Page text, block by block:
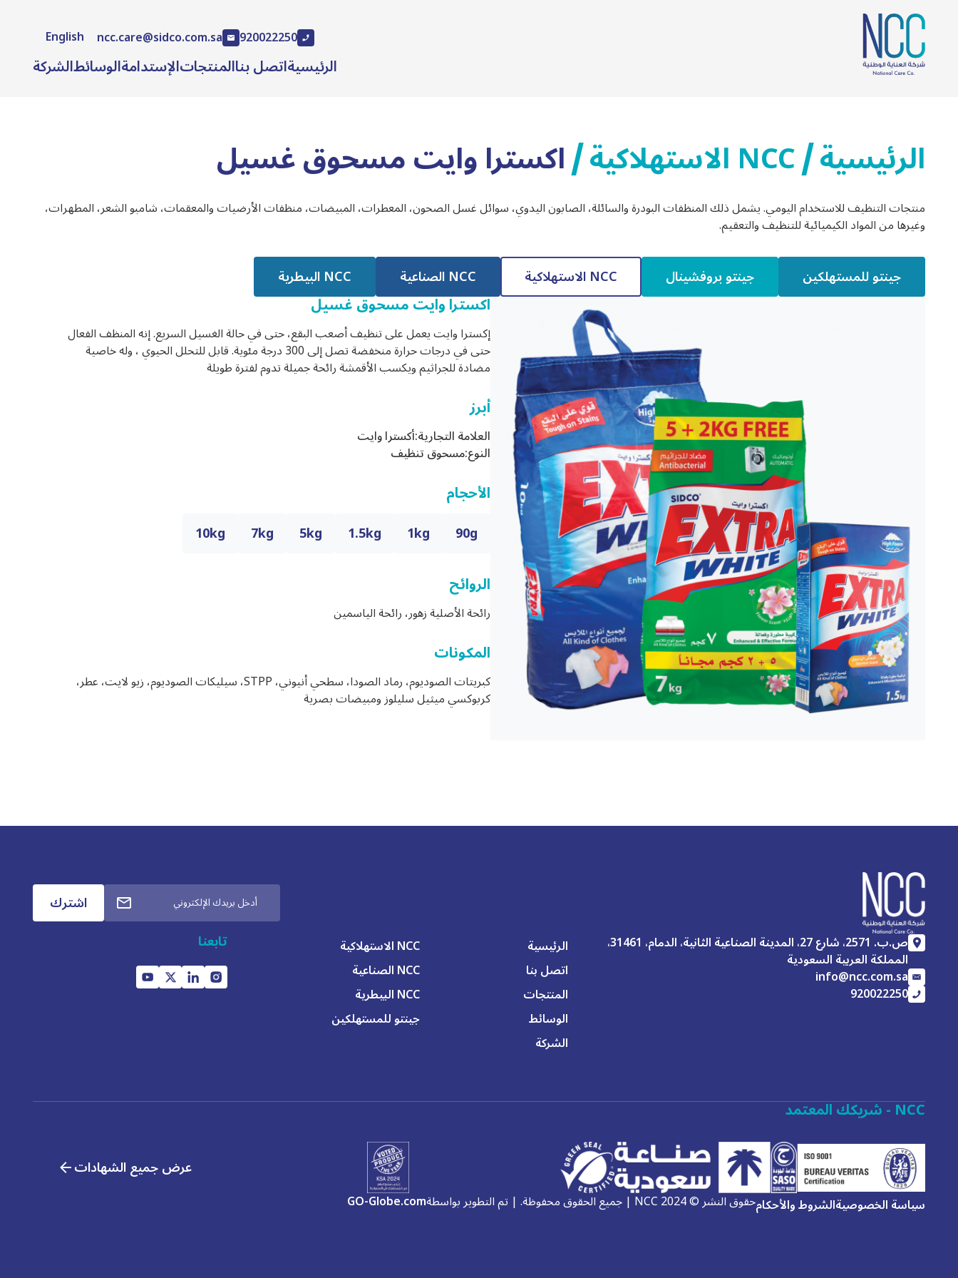
920022250
ncc.care@sidco.com.sa
English
الرئيسيةاتصل بناالمنتجاتالإستدامةالوسائطالشركة
الرئيسية/NCC الاستهلاكية / اكسترا وايت مسحوق غسيل
منتجات التنظيف للاستخدام اليومي. يشمل ذلك المنظفات البودرة والسائلة، الصابون اليدوي، سوائل غسل الصحون، المعطرات، المبيضات، منظفات الأرضيات والمعقمات، شامبو الشعر، المطهرات،
وغيرها من المواد الكيميائية للتنظيف والتعقيم.
جينتو للمستهلكين جينتو بروفشينال NCC الاستهلاكية NCC الصناعية NCC البيطرية
اكسترا وايت مسحوق غسيل
إكسترا وايت يعمل على تنظيف أصعب البقع، حتى في حالة الغسيل السريع. إنه المنظف الفعال
حتى في درجات حرارة منخفضة تصل إلى 300 درجة مئوية. قابل للتحلل الحيوي ، وله خاصية
مضادة للجراثيم ويكسب الأقمشة رائحة جميلة تدوم لفترة طويلة
أبرز
العلامة التجارية:أكسترا وايت
النوع:مسحوق تنظيف
الأحجام
90g
1kg
1.5kg
5kg
7kg
10kg
الروائح
رائحة الأصلية زهور، رائحة الياسمين
المكونات
كبريتات الصوديوم، رماد الصودا، سطحي أنيوني، STPP، سيليكات الصوديوم، زيو لايت، عطر،
كربوكسي ميثيل سليلوز ومبيضات بصرية
ص.ب. 2571، شارع 27، المدينة الصناعية الثانية، الدمام، 31461،
المملكة العربية السعودية
info@ncc.com.sa
920022250
الرئيسية
اتصل بنا
المنتجات
الوسائط
الشركة
NCC الاستهلاكية
NCC الصناعية
NCC البيطرية
جينتو للمستهلكين
تابعنا
NCC - شريكك المعتمد
عرض جميع الشهادات
سياسة الخصوصيةالشروط والأحكامحقوق النشر © 2024 NCC | جميع الحقوق محفوظة. | تم التطوير بواسطة GO-Globe.com